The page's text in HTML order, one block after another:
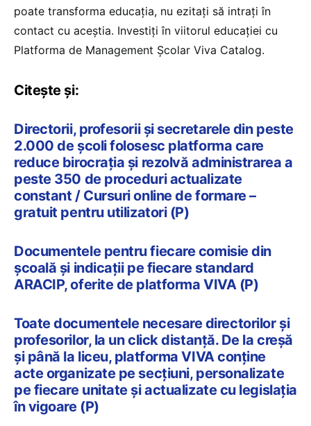
poate transforma educația, nu ezitați să intrați în
contact cu aceștia. Investiți în viitorul educației cu
Platforma de Management Școlar Viva Catalog.
Citește și:
Directorii, profesorii și secretarele din peste
2.000 de școli folosesc platforma care
reduce birocrația și rezolvă administrarea a
peste 350 de proceduri actualizate
constant / Cursuri online de formare –
gratuit pentru utilizatori (P)
Documentele pentru fiecare comisie din
școală și indicații pe fiecare standard
ARACIP, oferite de platforma VIVA (P)
Toate documentele necesare directorilor și
profesorilor, la un click distanță. De la creșă
și până la liceu, platforma VIVA conține
acte organizate pe secțiuni, personalizate
pe fiecare unitate și actualizate cu legislația
în vigoare (P)